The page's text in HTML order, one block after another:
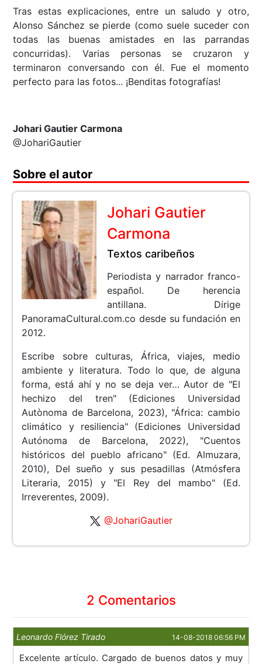
Tras estas explicaciones, entre un saludo y otro,
Alonso Sánchez se pierde (como suele suceder con
todas las buenas amistades en las parrandas
concurridas). Varias personas se cruzaron y
terminaron conversando con él. Fue el momento
perfecto para las fotos... ¡Benditas fotografías!
Johari Gautier Carmona
@JohariGautier
Sobre el autor
Johari Gautier
Carmona
Textos caribeños
Periodista y narrador franco-
español. De herencia
antillana. Dirige
PanoramaCultural.com.co desde su fundación en
2012.
Escribe sobre culturas, África, viajes, medio
ambiente y literatura. Todo lo que, de alguna
forma, está ahí y no se deja ver… Autor de "El
hechizo del tren" (Ediciones Universidad
Autònoma de Barcelona, 2023), "África: cambio
climático y resiliencia" (Ediciones Universidad
Autónoma de Barcelona, 2022), "Cuentos
históricos del pueblo africano" (Ed. Almuzara,
2010), Del sueño y sus pesadillas (Atmósfera
Literaria, 2015) y "El Rey del mambo" (Ed.
Irreverentes, 2009).
@JohariGautier
2 Comentarios
Leonardo Flórez Tirado 14-08-2018 06:56 PM
Excelente artículo. Cargado de buenos datos y muy